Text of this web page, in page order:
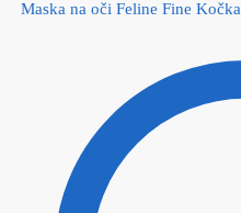
Maska na oči Feline Fine Kočka